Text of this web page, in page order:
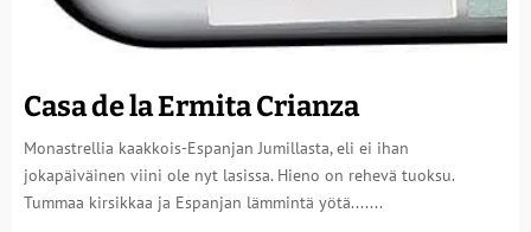
Casa de la Ermita Crianza
Monastrellia kaakkois-Espanjan Jumillasta, eli ei ihan
jokapäiväinen viini ole nyt lasissa. Hieno on rehevä tuoksu.
Tummaa kirsikkaa ja Espanjan lämmintä yötä.......